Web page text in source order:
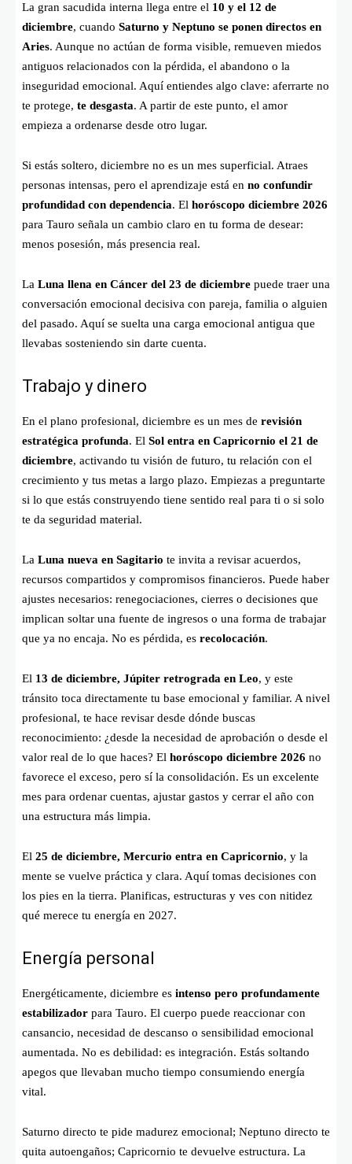
La gran sacudida interna llega entre el 10 y el 12 de
diciembre, cuando Saturno y Neptuno se ponen directos en
Aries. Aunque no actúan de forma visible, remueven miedos
antiguos relacionados con la pérdida, el abandono o la
inseguridad emocional. Aquí entiendes algo clave: aferrarte no
te protege, te desgasta. A partir de este punto, el amor
empieza a ordenarse desde otro lugar.
Si estás soltero, diciembre no es un mes superficial. Atraes
personas intensas, pero el aprendizaje está en no confundir
profundidad con dependencia. El horóscopo diciembre 2026
para Tauro señala un cambio claro en tu forma de desear:
menos posesión, más presencia real.
La Luna llena en Cáncer del 23 de diciembre puede traer una
conversación emocional decisiva con pareja, familia o alguien
del pasado. Aquí se suelta una carga emocional antigua que
llevabas sosteniendo sin darte cuenta.
Trabajo y dinero
En el plano profesional, diciembre es un mes de revisión
estratégica profunda. El Sol entra en Capricornio el 21 de
diciembre, activando tu visión de futuro, tu relación con el
crecimiento y tus metas a largo plazo. Empiezas a preguntarte
si lo que estás construyendo tiene sentido real para ti o si solo
te da seguridad material.
La Luna nueva en Sagitario te invita a revisar acuerdos,
recursos compartidos y compromisos financieros. Puede haber
ajustes necesarios: renegociaciones, cierres o decisiones que
implican soltar una fuente de ingresos o una forma de trabajar
que ya no encaja. No es pérdida, es recolocación.
El 13 de diciembre, Júpiter retrograda en Leo, y este
tránsito toca directamente tu base emocional y familiar. A nivel
profesional, te hace revisar desde dónde buscas
reconocimiento: ¿desde la necesidad de aprobación o desde el
valor real de lo que haces? El horóscopo diciembre 2026 no
favorece el exceso, pero sí la consolidación. Es un excelente
mes para ordenar cuentas, ajustar gastos y cerrar el año con
una estructura más limpia.
El 25 de diciembre, Mercurio entra en Capricornio, y la
mente se vuelve práctica y clara. Aquí tomas decisiones con
los pies en la tierra. Planificas, estructuras y ves con nitidez
qué merece tu energía en 2027.
Energía personal
Energéticamente, diciembre es intenso pero profundamente
estabilizador para Tauro. El cuerpo puede reaccionar con
cansancio, necesidad de descanso o sensibilidad emocional
aumentada. No es debilidad: es integración. Estás soltando
apegos que llevaban mucho tiempo consumiendo energía
vital.
Saturno directo te pide madurez emocional; Neptuno directo te
quita autoengaños; Capricornio te devuelve estructura. La